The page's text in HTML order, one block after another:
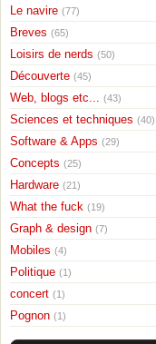
Le navire (77)
Breves (65)
Loisirs de nerds (50)
Découverte (45)
Web, blogs etc... (43)
Sciences et techniques (40)
Software & Apps (29)
Concepts (25)
Hardware (21)
What the fuck (19)
Graph & design (7)
Mobiles (4)
Politique (1)
concert (1)
Pognon (1)